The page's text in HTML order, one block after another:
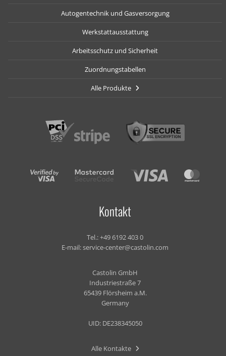
Autogentechnik und Gasversorgung
Werkstattausstattung
Arbeitsschutz und Sicherheit
Zuordnungstabellen
Alle Produkte
Kontakt
Tel.:+49 6192 403 0
E-mail:service-center@castolin.com
Castolin GmbH
Industriestraße 7
65439 Flörsheim a.M.
Germany
UID: DE238345050
Alle Kontakte